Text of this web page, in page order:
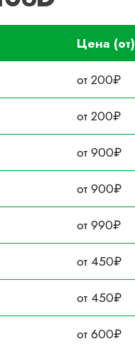
Цена (от)
от 200₽
от 200₽
от 900₽
от 900₽
от 990₽
от 450₽
от 450₽
от 600₽